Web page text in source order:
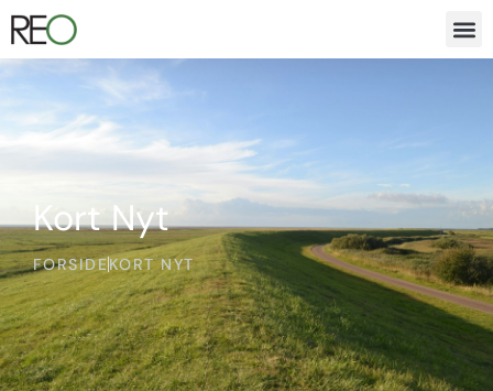
Kort Nyt
FORSIDEKORT NYT